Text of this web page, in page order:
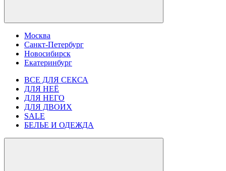
Москва
Санкт-Петербург
Новосибирск
Екатеринбург
ВСЕ ДЛЯ СЕКСА
ДЛЯ НЕЁ
ДЛЯ НЕГО
ДЛЯ ДВОИХ
SALE
БЕЛЬЕ И ОДЕЖДА